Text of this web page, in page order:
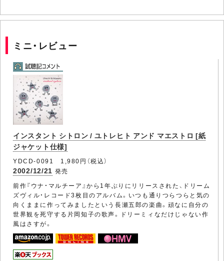
ミニ・レビュー
インスタント シトロン / ユトレヒト アンド マエストロ [紙
ジャケット仕様]
YDCD-0091 1,980円（税込）
2002/12/21 発売
前作『ウナ・マルチーア』から1年ぶりにリリースされた、ドリーム
ズヴィル・レコード3枚目のアルバム。いつも通りつらつらと気の
向くままに作ってみましたという長瀬五郎の楽曲。頑なに自分の
世界観を死守する片岡知子の歌声。ドリーミィなだけじゃない作
風はさすが。